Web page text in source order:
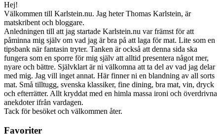
Hej!
Välkommen till Karlstein.nu. Jag heter Thomas Karlstein, är
matskribent och bloggare.
Anledningen till att jag startade Karlstein.nu var främst för att
påminna mig själv om vad jag är bra på att laga för mat. Lite som en
tipsbank när fantasin tryter. Tanken är också att denna sida ska
fungera som en sporre för mig själv att alltid presentera något mer,
nyare och bättre. Självklart är ni välkomna att ta del av vad jag delar
med mig. Jag vill inget annat. Här finner ni en blandning av all sorts
mat. Små tilltugg, svenska klassiker, fine dining, bra mat, vin, dryck
och efterrätter. Allt kryddat med en himla massa ironi och överdrivna
anekdoter ifrån vardagen.
Tack för besöket och välkommen åter.
Favoriter